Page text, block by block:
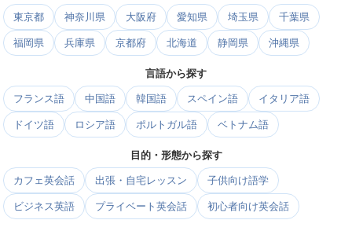
東京都 神奈川県 大阪府 愛知県 埼玉県 千葉県
福岡県 兵庫県 京都府 北海道 静岡県 沖縄県
言語から探す
フランス語 中国語 韓国語 スペイン語 イタリア語
ドイツ語 ロシア語 ポルトガル語 ベトナム語
目的・形態から探す
カフェ英会話 出張・自宅レッスン 子供向け語学
ビジネス英語 プライベート英会話 初心者向け英会話